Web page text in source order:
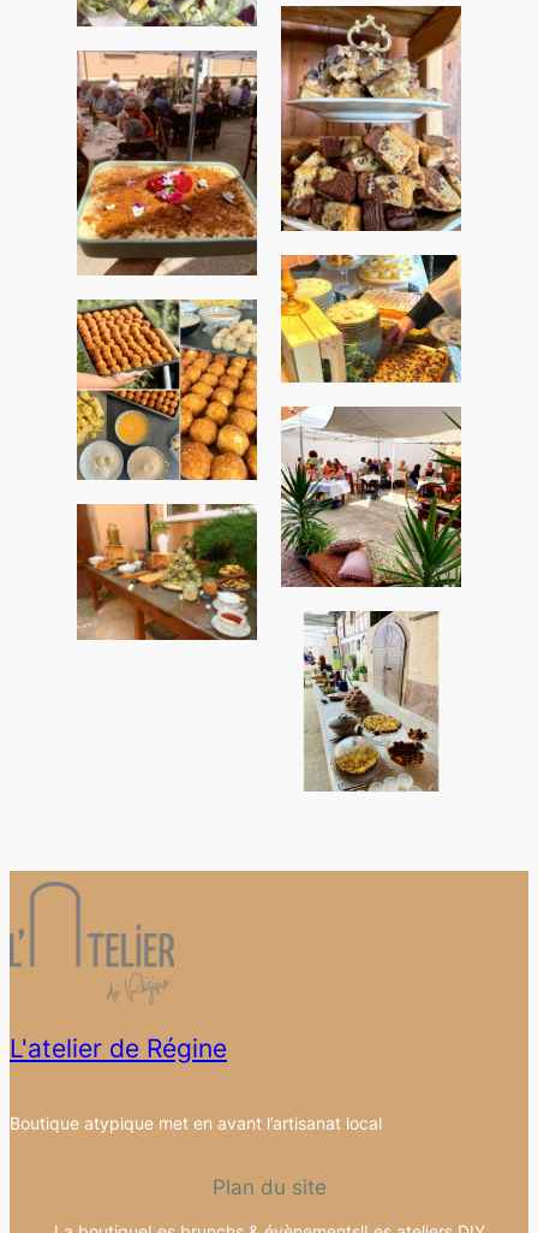
L'atelier de Régine
Boutique atypique met en avant l’artisanat local
Plan du site